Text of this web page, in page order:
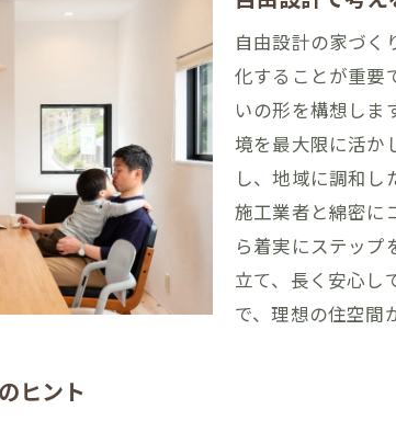
おしゃれな外観と快適な室内空間
家族のライフスタイルに合った設計提案
お客様の声：自由設計で叶えた夢の住まい
計で個性を引き出す！福岡県大川市で叶え
自分らしいデザインを見つける方法
ユニークな間取りで個性的な空間を
自由設計を活かしたインテリアの工夫
趣味を楽しむための特別なスペース設計
家族のこだわりを反映した住まいづくり
で自由設計を活かす秘訣！福岡県大川市で
自由設計の家づく
化することが重要
いの形を構想しま
境を最大限に活か
し、地域に調和
施工業者と綿密に
ら着実にステップ
立て、長く安心し
で、理想の住空間
ヒント